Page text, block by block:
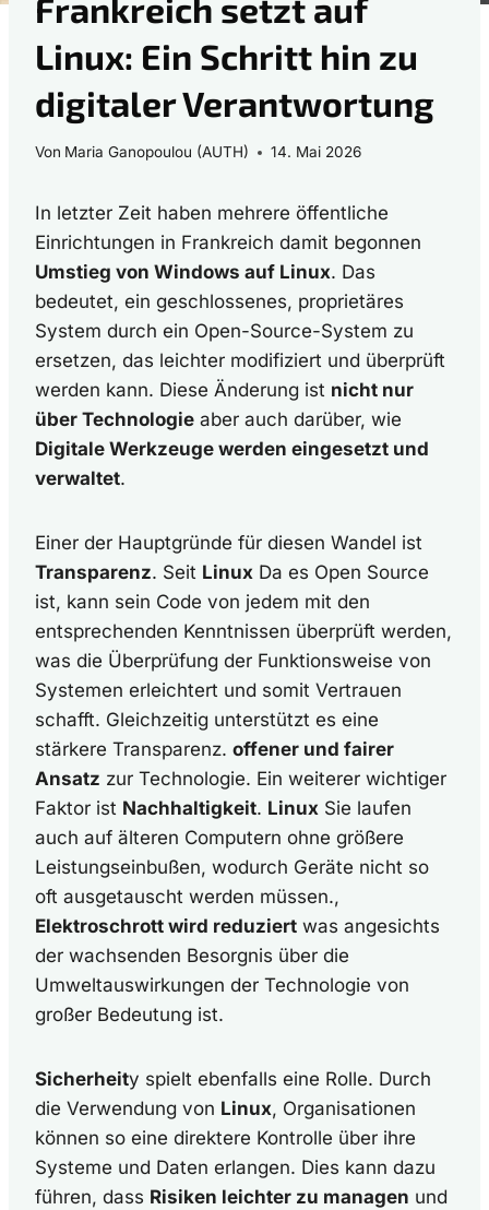
Frankreich setzt auf
Linux: Ein Schritt hin zu
digitaler Verantwortung
Von Maria Ganopoulou (AUTH) 14. Mai 2026
In letzter Zeit haben mehrere öffentliche
Einrichtungen in Frankreich damit begonnen
Umstieg von Windows auf Linux. Das
bedeutet, ein geschlossenes, proprietäres
System durch ein Open-Source-System zu
ersetzen, das leichter modifiziert und überprüft
werden kann. Diese Änderung ist nicht nur
über Technologie aber auch darüber, wie
Digitale Werkzeuge werden eingesetzt und
verwaltet.
Einer der Hauptgründe für diesen Wandel ist
Transparenz. Seit Linux Da es Open Source
ist, kann sein Code von jedem mit den
entsprechenden Kenntnissen überprüft werden,
was die Überprüfung der Funktionsweise von
Systemen erleichtert und somit Vertrauen
schafft. Gleichzeitig unterstützt es eine
stärkere Transparenz. offener und fairer
Ansatz zur Technologie. Ein weiterer wichtiger
Faktor ist Nachhaltigkeit. Linux Sie laufen
auch auf älteren Computern ohne größere
Leistungseinbußen, wodurch Geräte nicht so
oft ausgetauscht werden müssen.,
Elektroschrott wird reduziert was angesichts
der wachsenden Besorgnis über die
Umweltauswirkungen der Technologie von
großer Bedeutung ist.
Sicherheity spielt ebenfalls eine Rolle. Durch
die Verwendung von Linux, Organisationen
können so eine direktere Kontrolle über ihre
Systeme und Daten erlangen. Dies kann dazu
führen, dass Risiken leichter zu managen und